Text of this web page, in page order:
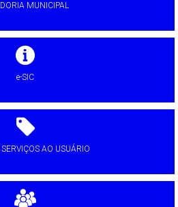
MUNICIPAL
e-SIC
AO USUÁRIO